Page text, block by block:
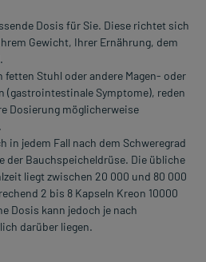
Dosis für Sie. Diese richtet sich
Gewicht, Ihrer Ernährung, dem
fetten Stuhl oder andere Magen- oder
(gastrointestinale Symptome), reden
Dosierung möglicherweise
in jedem Fall nach dem Schweregrad
der Bauchspeicheldrüse. Die übliche
liegt zwischen 20 000 und 80 000
2 bis 8 Kapseln Kreon 10000
Dosis kann jedoch je nach
darüber liegen.